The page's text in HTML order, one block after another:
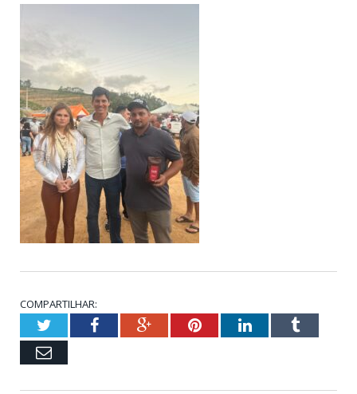
COMPARTILHAR:
TwitterFacebookGoogle+PinterestLinkedInTumblr
Email